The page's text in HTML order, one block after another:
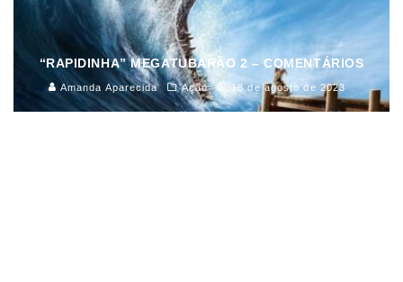
“RAPIDINHA” MEGATUBARÃO 2 – COMENTÁRIOS
Amanda Aparecida Ação 18 de agosto de 2023